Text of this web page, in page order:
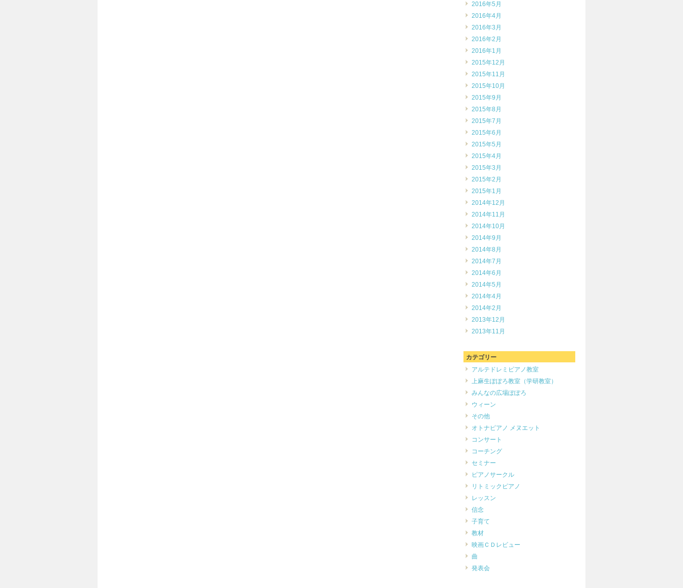
2016年5月
2016年4月
2016年3月
2016年2月
2016年1月
2015年12月
2015年11月
2015年10月
2015年9月
2015年8月
2015年7月
2015年6月
2015年5月
2015年4月
2015年3月
2015年2月
2015年1月
2014年12月
2014年11月
2014年10月
2014年9月
2014年8月
2014年7月
2014年6月
2014年5月
2014年4月
2014年2月
2013年12月
2013年11月
カテゴリー
アルテドレミピアノ教室
上麻生ぽぽろ教室（学研教室）
みんなの広場ぽぽろ
ウィーン
その他
オトナピアノ メヌエット
コンサート
コーチング
セミナー
ピアノサークル
リトミックピアノ
レッスン
信念
子育て
教材
映画ＣＤレビュー
曲
発表会